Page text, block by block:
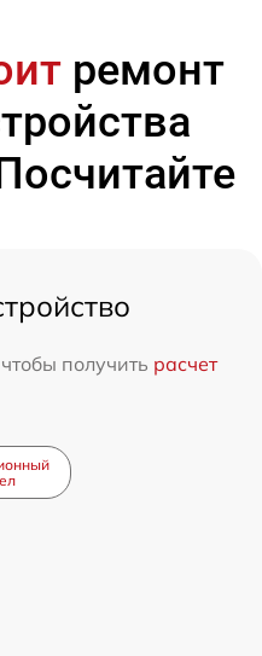
ремонт
получить расчет